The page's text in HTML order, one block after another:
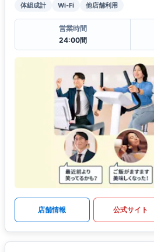
体組成計 Wi-Fi 他店舗利用
営業時間
24:00間
店舗情報 公式サイト